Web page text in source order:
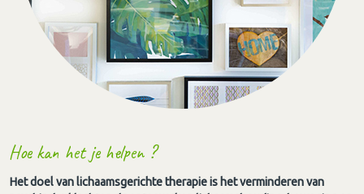
Hoe kan het je helpen ?
Het doel van lichaamsgerichte therapie is het verminderen van